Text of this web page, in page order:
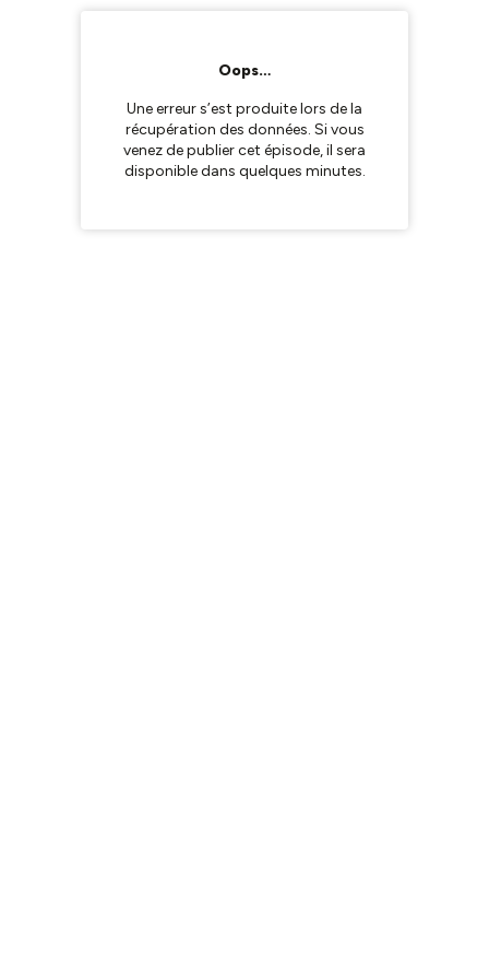
Oops…
Une erreur s’est produite lors de la
récupération des données. Si vous
venez de publier cet épisode, il sera
disponible dans quelques minutes.